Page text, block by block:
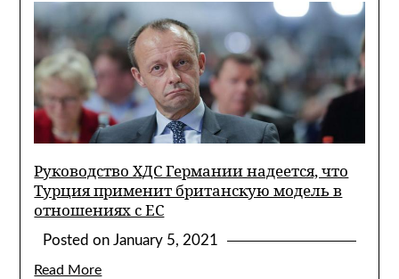
Руководство ХДС Германии надеется, что
Турция применит британскую модель в
отношениях с ЕС
Posted onJanuary 5, 2021
Read More